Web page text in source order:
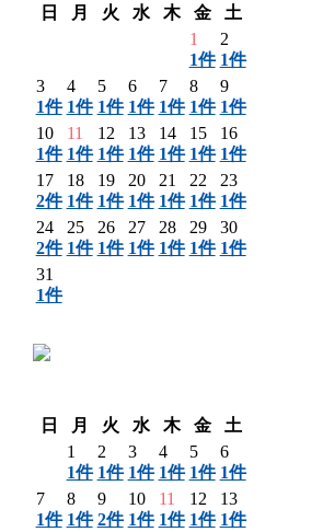
日
月 火 水 木 金
土
1
1件
2
1件
3
1件
4
1件
5
1件
6
1件
7
1件
8
1件
9
1件
10
1件
11
1件
12
1件
13
1件
14
1件
15
1件
16
1件
17
2件
18
1件
19
1件
20
1件
21
1件
22
1件
23
1件
24
2件
25
1件
26
1件
27
1件
28
1件
29
1件
30
1件
31
1件
日
月 火 水 木 金
土
1
1件
2
1件
3
1件
4
1件
5
1件
6
1件
7
1件
8
1件
9
2件
10
1件
11
1件
12
1件
13
1件